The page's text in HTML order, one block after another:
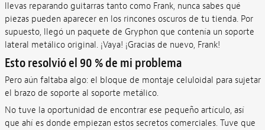
llevas reparando guitarras tanto como Frank, nunca sabes qué
piezas pueden aparecer en los rincones oscuros de tu tienda. Por
supuesto, llegó un paquete de Gryphon que contenía un soporte
lateral metálico original. ¡Vaya! ¡Gracias de nuevo, Frank!
Esto resolvió el 90 % de mi problema
Pero aún faltaba algo: el bloque de montaje celuloidal para sujetar
el brazo de soporte al soporte metálico.
No tuve la oportunidad de encontrar ese pequeño artículo, así
que ahí es donde empiezan estos secretos comerciales. Tuve que